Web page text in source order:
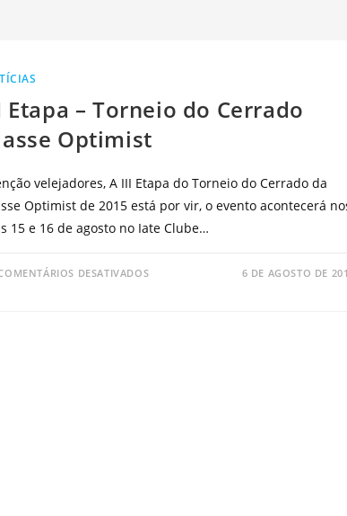
Etapa – Torneio do Cerrado
Optimist
velejadores, A III Etapa do Torneio do Cerrado da
Optimist de 2015 está por vir, o evento acontecerá
15 e 16 de agosto no Iate Clube…
DESATIVADOS 6 DE AGOSTO DE